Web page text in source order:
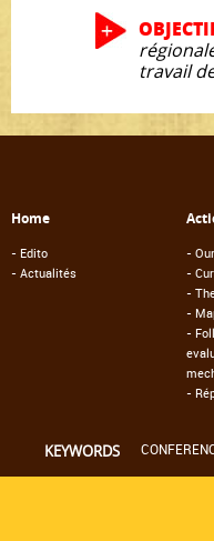
travail
Home
- Edito
- Actualités
-
-
-
-
-
-
KEYWORDS